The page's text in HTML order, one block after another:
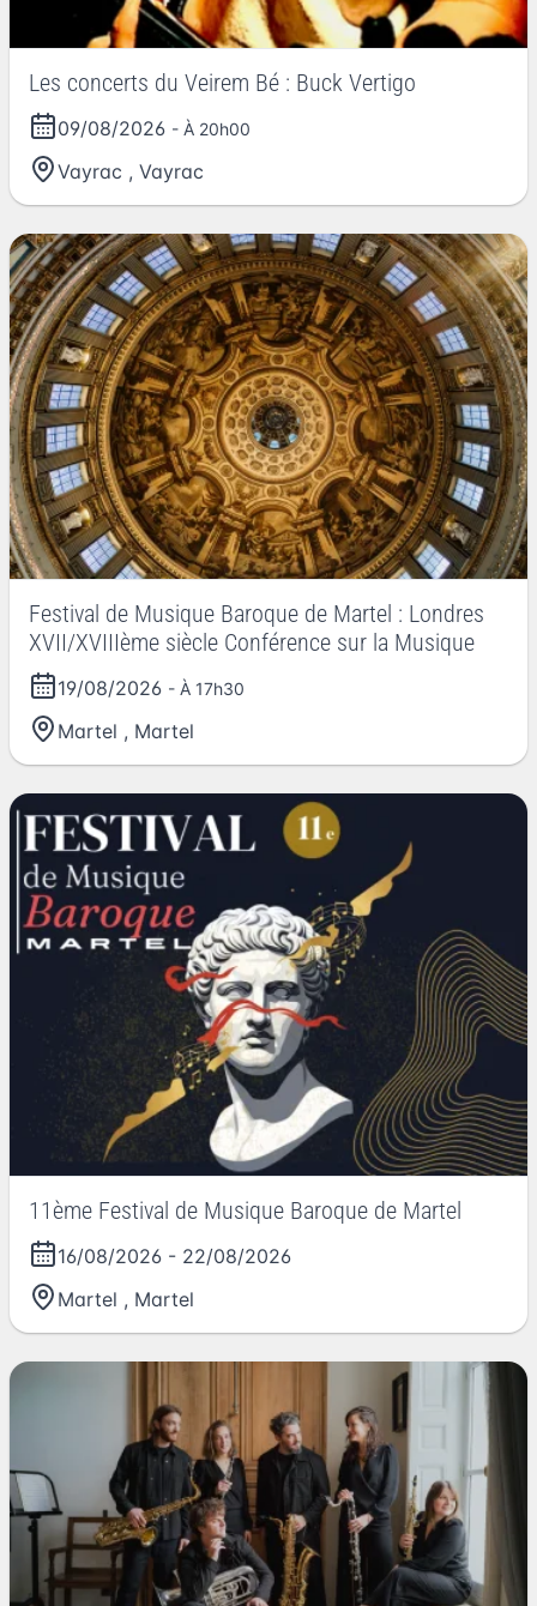
Les concerts du Veirem Bé : Buck Vertigo
09/08/2026 - À 20h00
Vayrac , Vayrac
Festival de Musique Baroque de Martel : Londres
XVII/XVIIIème siècle Conférence sur la Musique
19/08/2026 - À 17h30
Martel , Martel
11ème Festival de Musique Baroque de Martel
16/08/2026 - 22/08/2026
Martel , Martel